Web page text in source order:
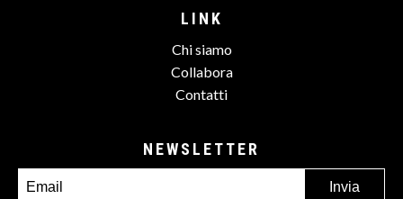
LINK
Chi siamo
Collabora
Contatti
NEWSLETTER